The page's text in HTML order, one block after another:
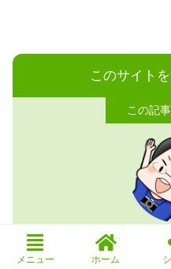
このサイト
メニュー ホーム